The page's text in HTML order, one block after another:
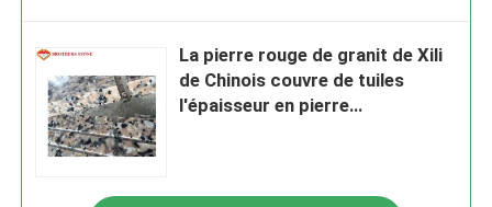
La pierre rouge de granit de Xili
de Chinois couvre de tuiles
l'épaisseur en pierre